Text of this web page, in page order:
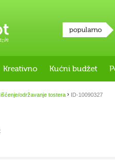
popularno
Kreativno Kućni budžet
održavanje tostera › ID-10090327